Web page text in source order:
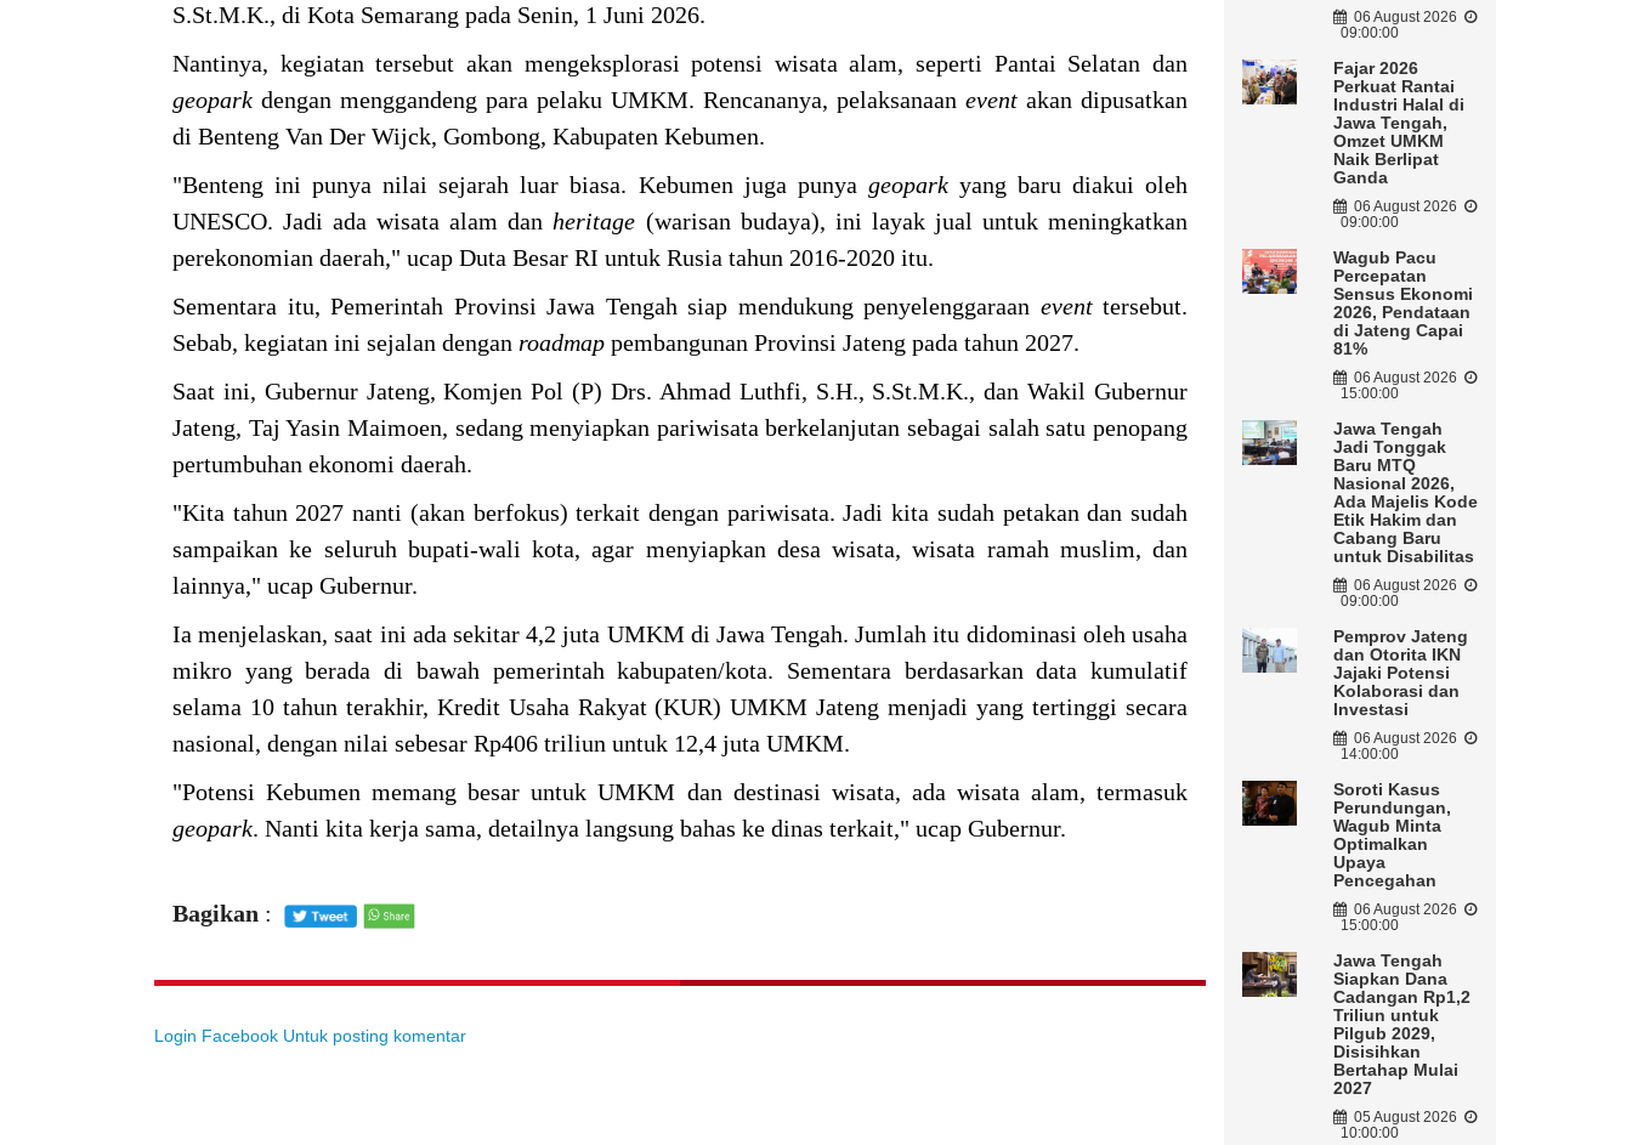
S.St.M.K., di Kota Semarang pada Senin, 1 Juni 2026.
Nantinya, kegiatan tersebut akan mengeksplorasi potensi wisata alam, seperti Pantai Selatan dan
geopark dengan menggandeng para pelaku UMKM. Rencananya, pelaksanaan event akan dipusatkan
di Benteng Van Der Wijck, Gombong, Kabupaten Kebumen.
"Benteng ini punya nilai sejarah luar biasa. Kebumen juga punya geopark yang baru diakui oleh
UNESCO. Jadi ada wisata alam dan heritage (warisan budaya), ini layak jual untuk meningkatkan
perekonomian daerah," ucap Duta Besar RI untuk Rusia tahun 2016-2020 itu.
Sementara itu, Pemerintah Provinsi Jawa Tengah siap mendukung penyelenggaraan event tersebut.
Sebab, kegiatan ini sejalan dengan roadmap pembangunan Provinsi Jateng pada tahun 2027.
Saat ini, Gubernur Jateng, Komjen Pol (P) Drs. Ahmad Luthfi, S.H., S.St.M.K., dan Wakil Gubernur
Jateng, Taj Yasin Maimoen, sedang menyiapkan pariwisata berkelanjutan sebagai salah satu penopang
pertumbuhan ekonomi daerah.
"Kita tahun 2027 nanti (akan berfokus) terkait dengan pariwisata. Jadi kita sudah petakan dan sudah
sampaikan ke seluruh bupati-wali kota, agar menyiapkan desa wisata, wisata ramah muslim, dan
lainnya," ucap Gubernur.
Ia menjelaskan, saat ini ada sekitar 4,2 juta UMKM di Jawa Tengah. Jumlah itu didominasi oleh usaha
mikro yang berada di bawah pemerintah kabupaten/kota. Sementara berdasarkan data kumulatif
selama 10 tahun terakhir, Kredit Usaha Rakyat (KUR) UMKM Jateng menjadi yang tertinggi secara
nasional, dengan nilai sebesar Rp406 triliun untuk 12,4 juta UMKM.
"Potensi Kebumen memang besar untuk UMKM dan destinasi wisata, ada wisata alam, termasuk
geopark. Nanti kita kerja sama, detailnya langsung bahas ke dinas terkait," ucap Gubernur.
Bagikan :
Login Facebook Untuk posting komentar
06 August 2026
09:00:00
Fajar 2026
Perkuat Rantai
Industri Halal di
Jawa Tengah,
Omzet UMKM
Naik Berlipat
Ganda
06 August 2026
09:00:00
Wagub Pacu
Percepatan
Sensus Ekonomi
2026, Pendataan
di Jateng Capai
81%
06 August 2026
15:00:00
Jawa Tengah
Jadi Tonggak
Baru MTQ
Nasional 2026,
Ada Majelis Kode
Etik Hakim dan
Cabang Baru
untuk Disabilitas
06 August 2026
09:00:00
Pemprov Jateng
dan Otorita IKN
Jajaki Potensi
Kolaborasi dan
Investasi
06 August 2026
14:00:00
Soroti Kasus
Perundungan,
Wagub Minta
Optimalkan
Upaya
Pencegahan
06 August 2026
15:00:00
Jawa Tengah
Siapkan Dana
Cadangan Rp1,2
Triliun untuk
Pilgub 2029,
Disisihkan
Bertahap Mulai
2027
05 August 2026
10:00:00